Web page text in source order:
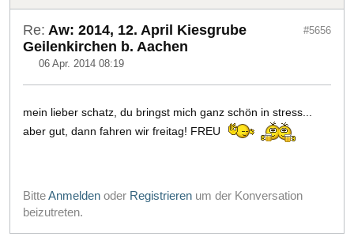
Re: Aw: 2014, 12. April Kiesgrube
Geilenkirchen b. Aachen
06 Apr. 2014 08:19
#5656
mein lieber schatz, du bringst mich ganz schön in stress...
aber gut, dann fahren wir freitag! FREU
BitteAnmelden oder Registrieren um der Konversation
beizutreten.